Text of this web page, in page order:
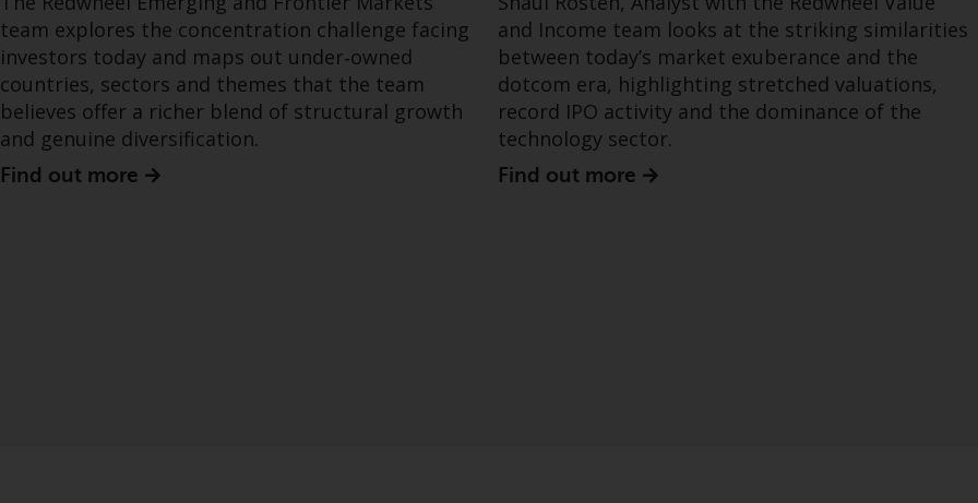
team explores the concentration challenge facing
investors today and maps out under‑owned
countries, sectors and themes that the team
believes offer a richer blend of structural growth
and genuine diversification.
Find out more
and Income team looks at the striking similarities
between today’s market exuberance and the
dotcom era, highlighting stretched valuations,
record IPO activity and the dominance of the
technology sector.
Find out more